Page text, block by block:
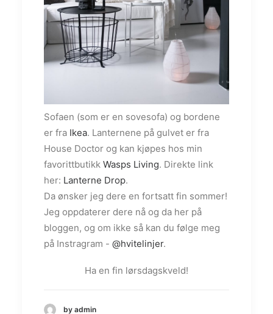
Sofaen (som er en sovesofa) og bordene
er fra Ikea. Lanternene på gulvet er fra
House Doctor og kan kjøpes hos min
favorittbutikk Wasps Living. Direkte link
her: Lanterne Drop.
Da ønsker jeg dere en fortsatt fin sommer!
Jeg oppdaterer dere nå og da her på
bloggen, og om ikke så kan du følge meg
på Instragram - @hvitelinjer.
Ha en fin lørsdagskveld!
by admin